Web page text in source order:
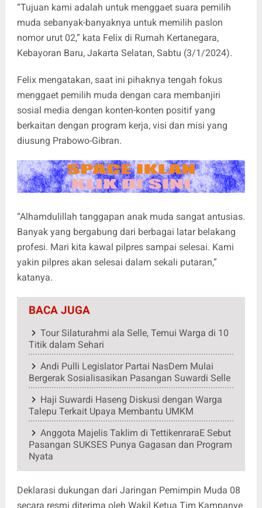
“Tujuan kami adalah untuk menggaet suara pemilih
muda sebanyak-banyaknya untuk memilih paslon
nomor urut 02,” kata Felix di Rumah Kertanegara,
Kebayoran Baru, Jakarta Selatan, Sabtu (3/1/2024).
Felix mengatakan, saat ini pihaknya tengah fokus
menggaet pemilih muda dengan cara membanjiri
sosial media dengan konten-konten positif yang
berkaitan dengan program kerja, visi dan misi yang
diusung Prabowo-Gibran.
“Alhamdulillah tanggapan anak muda sangat antusias.
Banyak yang bergabung dari berbagai latar belakang
profesi. Mari kita kawal pilpres sampai selesai. Kami
yakin pilpres akan selesai dalam sekali putaran,”
katanya.
BACA JUGA
Tour Silaturahmi ala Selle, Temui Warga di 10
Titik dalam Sehari
Andi Pulli Legislator Partai NasDem Mulai
Bergerak Sosialisasikan Pasangan Suwardi Selle
Haji Suwardi Haseng Diskusi dengan Warga
Talepu Terkait Upaya Membantu UMKM
Anggota Majelis Taklim di TettikenraraE Sebut
Pasangan SUKSES Punya Gagasan dan Program
Nyata
Deklarasi dukungan dari Jaringan Pemimpin Muda 08
secara resmi diterima oleh Wakil Ketua Tim Kampanye